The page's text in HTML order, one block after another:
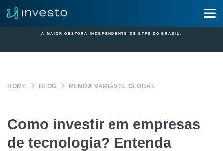
A MAIOR GESTORA INDEPENDENTE DE ETFS DO BRASIL.
HOME BLOG RENDA VARIÁVEL GLOBAL
Como investir em empresas
de tecnologia? Entenda